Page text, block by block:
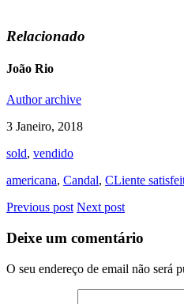
Relacionado
João Rio
Author archive
3 Janeiro, 2018
sold, vendido
americana, Candal, CLiente
Previous post Next post
Deixe um comentário
O seu endereço de email não será